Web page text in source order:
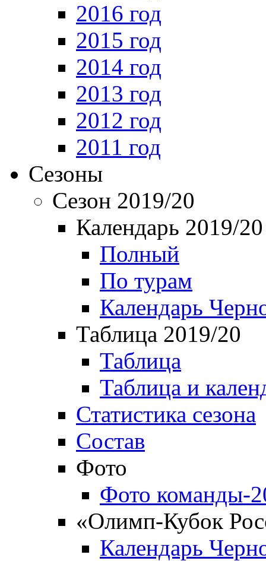
2016 год
2015 год
2014 год
2013 год
2012 год
2011 год
Сезоны
Сезон 2019/20
Календарь 2019/20
Полный
По турам
Календарь
Таблица 2019/20
Таблица
Таблица и
Статистика сезона
Состав
Фото
Фото команды-
«Олимп-Кубок
Календарь